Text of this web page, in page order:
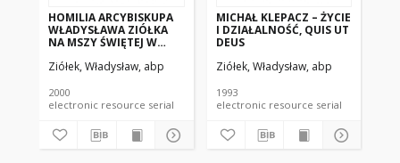
HOMILIA ARCYBISKUPA
WŁADYSŁAWA ZIÓŁKA
NA MSZY ŚWIĘTEJ W
ŁÓDZKIEJNA
AKADEMICKIEGO
1999/2000 (niedziela, 17
Ziółek, Władysław, abp
2000
electronic resource serial
MICHAŁ KLEPACZ – ŻYCIE
I DZIAŁALNOŚĆ, QUIS UT
DEUS
Ziółek, Władysław, abp
1993
electronic resource serial